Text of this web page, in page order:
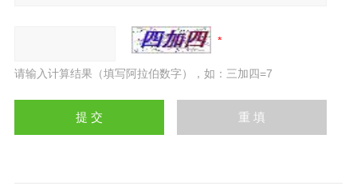
请输入计算结果（填写阿拉伯数字），如：三加四=7